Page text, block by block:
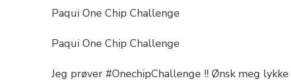
Paqui One Chip Challenge
Paqui One Chip Challenge
Jeg prøver #OnechipChallenge !! Ønsk meg